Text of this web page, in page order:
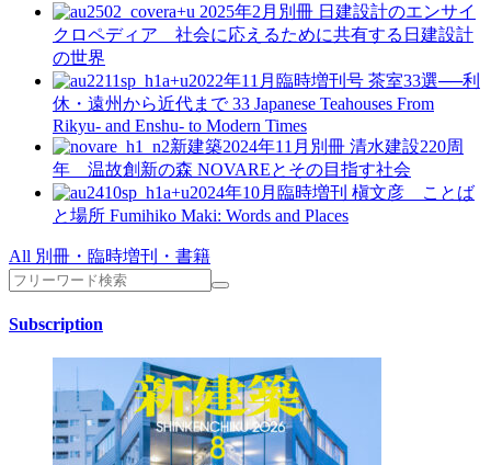
a+u 2025年2月別冊 日建設計のエンサイ
クロペディア 社会に応えるために共有する日建設計
の世界
a+u2022年11月臨時増刊号 茶室33選──利
休・遠州から近代まで 33 Japanese Teahouses From
Rikyu- and Enshu- to Modern Times
新建築2024年11月別冊 清水建設220周
年 温故創新の森 NOVAREとその目指す社会
a+u2024年10月臨時増刊 槇文彦 ことば
と場所 Fumihiko Maki: Words and Places
All 別冊・臨時増刊・書籍
Subscription